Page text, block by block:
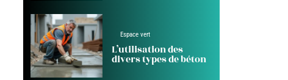
Espace vert
L’utilisation des
divers types de béton